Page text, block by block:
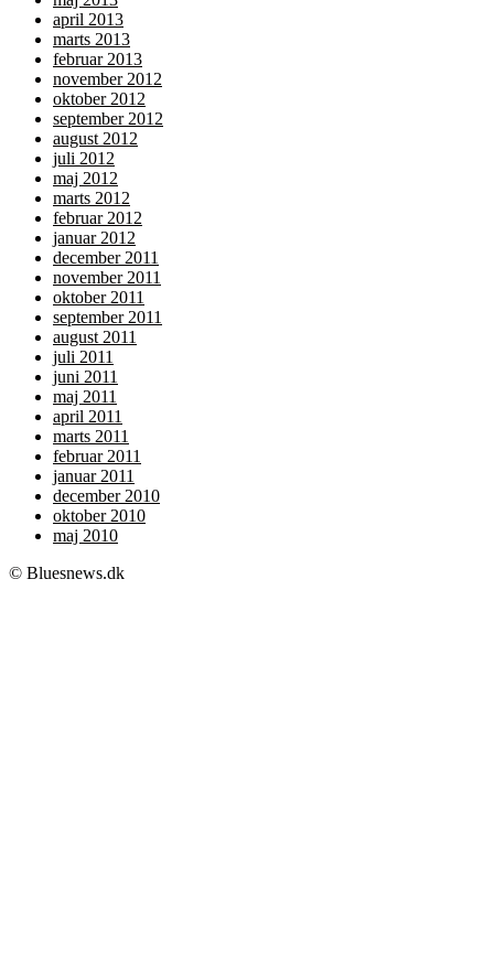
april 2013
marts 2013
februar 2013
november 2012
oktober 2012
september 2012
august 2012
juli 2012
maj 2012
marts 2012
februar 2012
januar 2012
december 2011
november 2011
oktober 2011
september 2011
august 2011
juli 2011
juni 2011
maj 2011
april 2011
marts 2011
februar 2011
januar 2011
december 2010
oktober 2010
maj 2010
© Bluesnews.dk